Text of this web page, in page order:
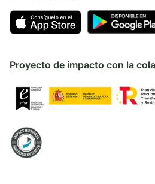
Proyecto de impacto con la